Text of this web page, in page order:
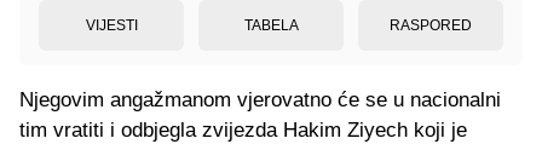
VIJESTI TABELA RASPORED
Njegovim angažmanom vjerovatno će se u nacionalni
tim vratiti i odbjegla zvijezda Hakim Ziyech koji je